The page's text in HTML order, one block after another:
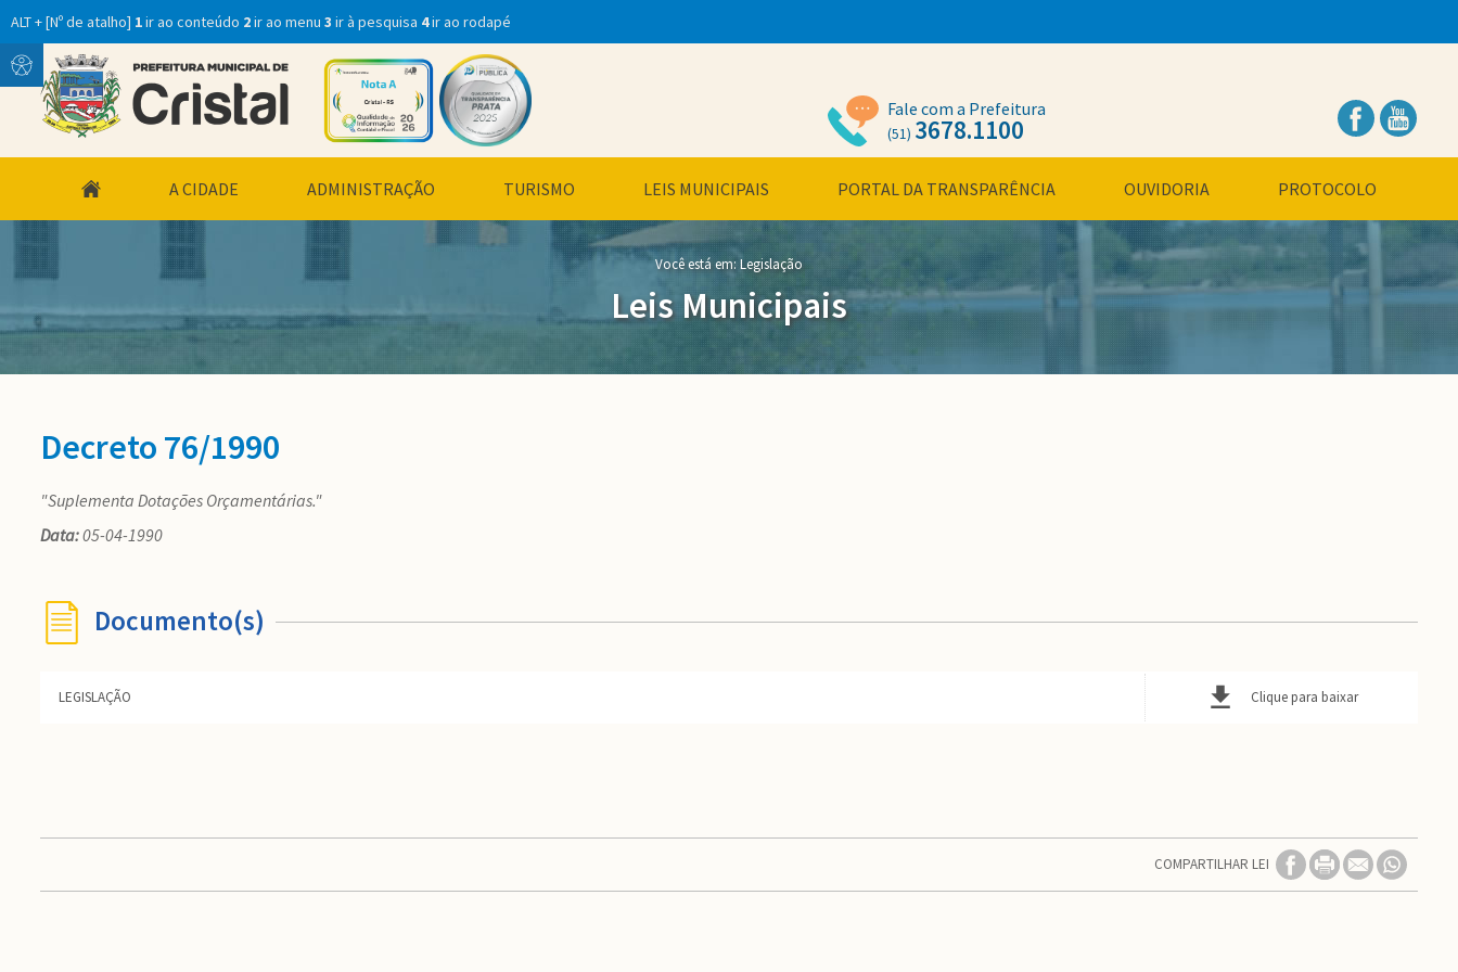
ALT + [Nº de atalho] 1ir ao conteúdo 2ir ao menu 3 ir à pesquisa 4ir ao rodapé
Conteúdo
Menu
Fale com a Prefeitura
(51) 3678.1100
A CIDADE ADMINISTRAÇÃO TURISMO LEIS MUNICIPAIS PORTAL DA TRANSPARÊNCIA OUVIDORIA PROTOCOLO
Você está em:Legislação
Leis Municipais
Decreto 76/1990
"Suplementa Dotações Orçamentárias."
Data:05-04-1990
Documento(s)
LEGISLAÇÃO Clique para baixar
COMPARTILHAR LEI